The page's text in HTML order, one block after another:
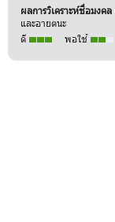
ผลการวิเคราะห์ชื่อมงคล
และอายตนะ
ดี
พอใช้